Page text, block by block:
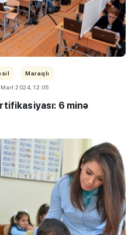
Maraqlı
Mart 2024, 12:05
6 minə